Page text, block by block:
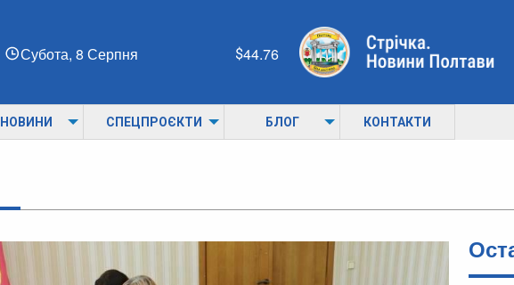
Субота, 8 Серпня 44.76
НОВИНИ СПЕЦПРОЄКТИ БЛОГ КОНТАКТИ